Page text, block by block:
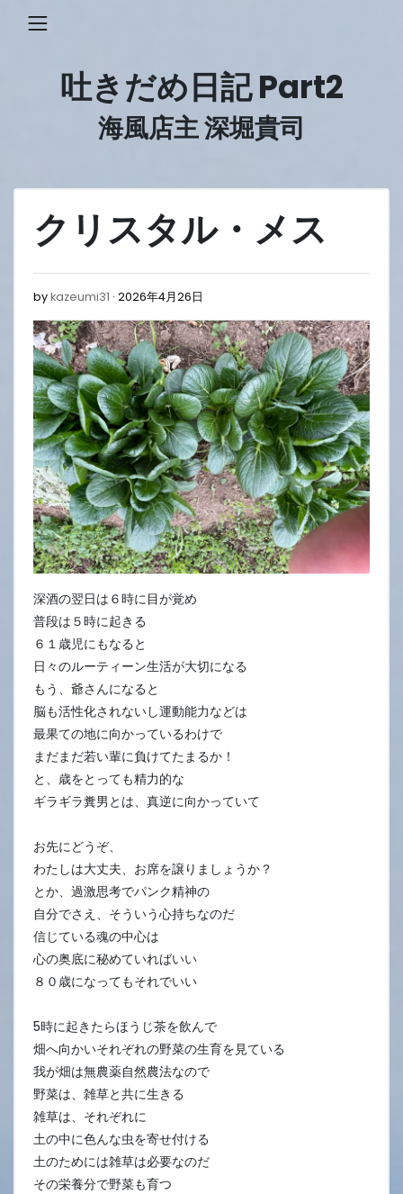
吐きだめ日記 Part2
海風店主 深堀貴司
クリスタル・メス
bykazeumi31 2026年4月26日
4
月
26
日
深酒の翌日は６時に目が覚め
普段は５時に起きる
６１歳児にもなると
日々のルーティーン生活が大切になる
もう、爺さんになると
脳も活性化されないし運動能力などは
最果ての地に向かっているわけで
まだまだ若い輩に負けてたまるか！
と、歳をとっても精力的な
ギラギラ糞男とは、真逆に向かっていて
お先にどうぞ、
わたしは大丈夫、お席を譲りましょうか？
とか、過激思考でパンク精神の
自分でさえ、そういう心持ちなのだ
信じている魂の中心は
心の奥底に秘めていればいい
８０歳になってもそれでいい
5時に起きたらほうじ茶を飲んで
畑へ向かいそれぞれの野菜の生育を見ている
我が畑は無農薬自然農法なので
野菜は、雑草と共に生きる
雑草は、それぞれに
土の中に色んな虫を寄せ付ける
土のためには雑草は必要なのだ
その栄養分で野菜も育つ